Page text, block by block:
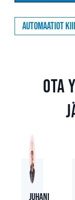
Automaatiot
Ota
Juhani